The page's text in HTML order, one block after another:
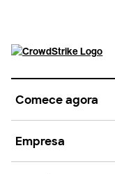
Comece agora
Empresa